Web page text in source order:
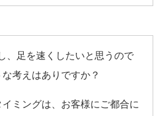
、足を速くしたいと思うので
考えはありですか？
ミングは、お客様にご都合に